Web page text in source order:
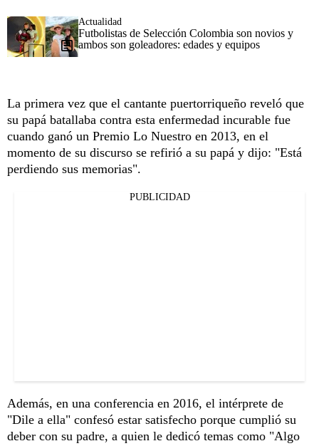
Actualidad
Futbolistas de Selección Colombia son novios y
ambos son goleadores: edades y equipos
La primera vez que el cantante puertorriqueño reveló que
su papá batallaba contra esta enfermedad incurable fue
cuando ganó un Premio Lo Nuestro en 2013, en el
momento de su discurso se refirió a su papá y dijo: "Está
perdiendo sus memorias".
PUBLICIDAD
Además, en una conferencia en 2016, el intérprete de
"Dile a ella" confesó estar satisfecho porque cumplió su
deber con su padre, a quien le dedicó temas como "Algo